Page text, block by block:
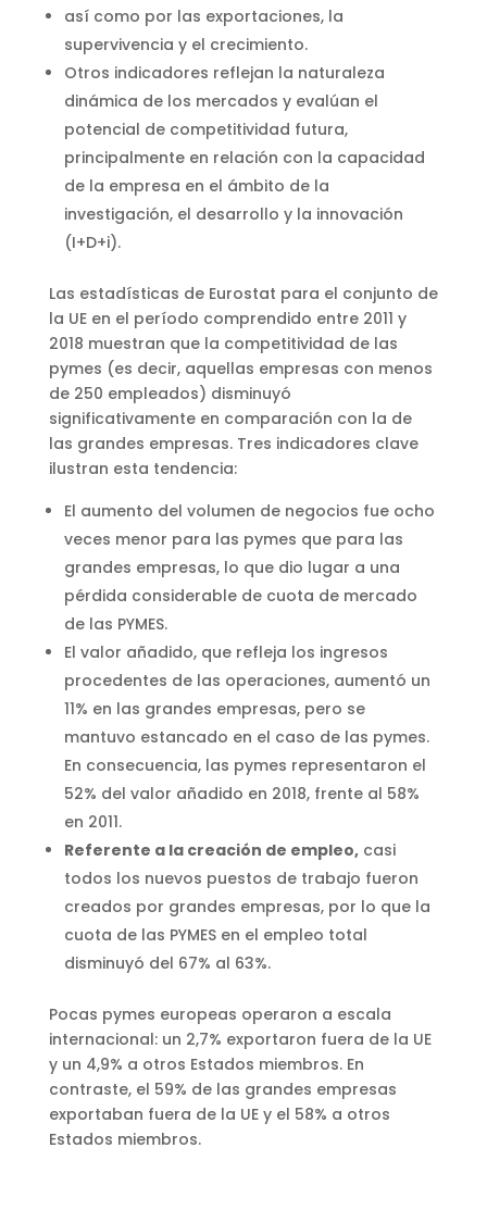
así como por las exportaciones, la
supervivencia y el crecimiento.
Otros indicadores reflejan la naturaleza
dinámica de los mercados y evalúan el
potencial de competitividad futura,
principalmente en relación con la capacidad
de la empresa en el ámbito de la
investigación, el desarrollo y la innovación
(I+D+i).
Las estadísticas de Eurostat para el conjunto de
la UE en el período comprendido entre 2011 y
2018 muestran que la competitividad de las
pymes (es decir, aquellas empresas con menos
de 250 empleados) disminuyó
significativamente en comparación con la de
las grandes empresas. Tres indicadores clave
ilustran esta tendencia:
El aumento del volumen de negocios fue ocho
veces menor para las pymes que para las
grandes empresas, lo que dio lugar a una
pérdida considerable de cuota de mercado
de las PYMES.
El valor añadido, que refleja los ingresos
procedentes de las operaciones, aumentó un
11% en las grandes empresas, pero se
mantuvo estancado en el caso de las pymes.
En consecuencia, las pymes representaron el
52% del valor añadido en 2018, frente al 58%
en 2011.
Referente a la creación de empleo,casi
todos los nuevos puestos de trabajo fueron
creados por grandes empresas, por lo que la
cuota de las PYMES en el empleo total
disminuyó del 67% al 63%.
Pocas pymes europeas operaron a escala
internacional: un 2,7% exportaron fuera de la UE
y un 4,9% a otros Estados miembros. En
contraste, el 59% de las grandes empresas
exportaban fuera de la UE y el 58% a otros
Estados miembros.